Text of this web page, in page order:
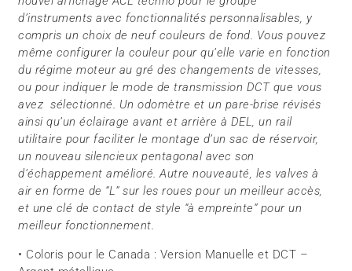
d’instruments avec fonctionnalités personnalisables, y
compris un choix de neuf couleurs de fond. Vous pouvez
même configurer la couleur pour qu’elle varie en fonction
du régime moteur au gré des changements de vitesses,
ou pour indiquer le mode de transmission DCT que vous
avez sélectionné. Un odomètre et un pare-brise révisés
ainsi qu’un éclairage avant et arrière à DEL, un rail
utilitaire pour faciliter le montage d’un sac de réservoir,
un nouveau silencieux pentagonal avec son
d’échappement amélioré. Autre nouveauté, les valves à
air en forme de “L” sur les roues pour un meilleur accès,
et une clé de contact de style “à empreinte” pour un
meilleur fonctionnement.
• Coloris pour le Canada : Version Manuelle et DCT –